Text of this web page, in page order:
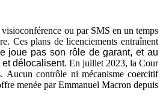
ou par SMS en un temps
Ces plans de licenciements entraînent
joue pas son rôle de garant, et au
délocalisent. En juillet 2023, la Cour
Aucun contrôle ni mécanisme coercitif
menée par Emmanuel Macron depuis